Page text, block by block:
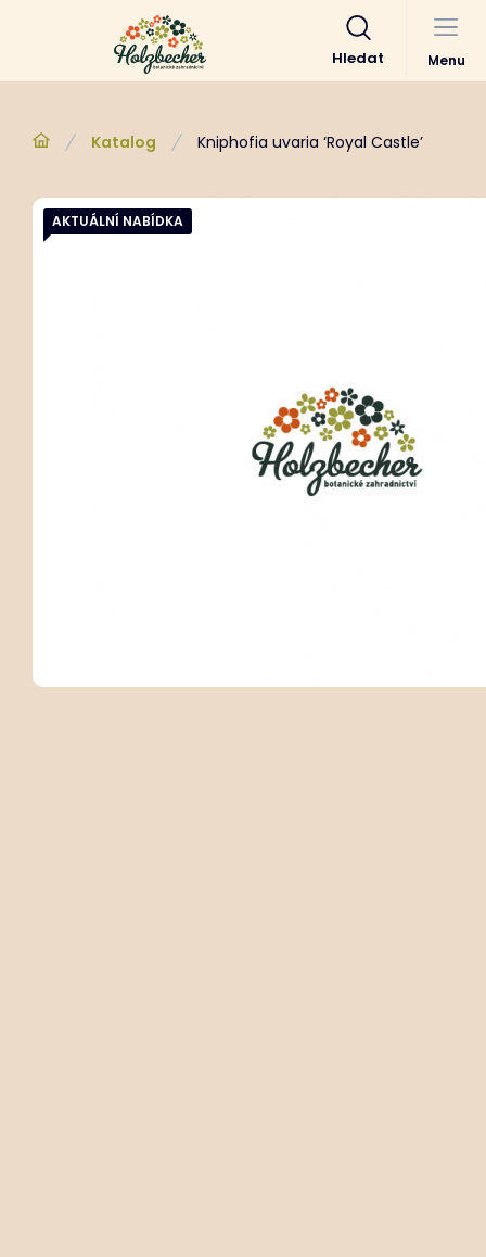
Hledat Menu
Katalog Kniphofia uvaria ‘Royal Castle’
AKTUÁLNÍ NABÍDKA